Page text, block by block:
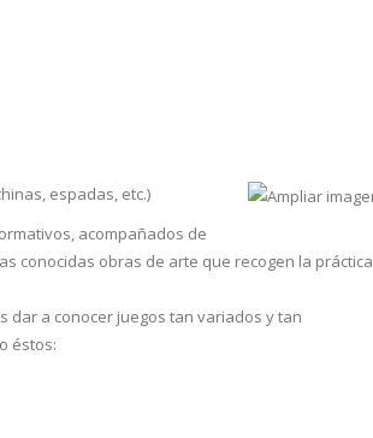
espadas, etc.)
acompañados de
conocidas obras de arte que recogen la práctica
dar a conocer juegos tan variados y tan
éstos: